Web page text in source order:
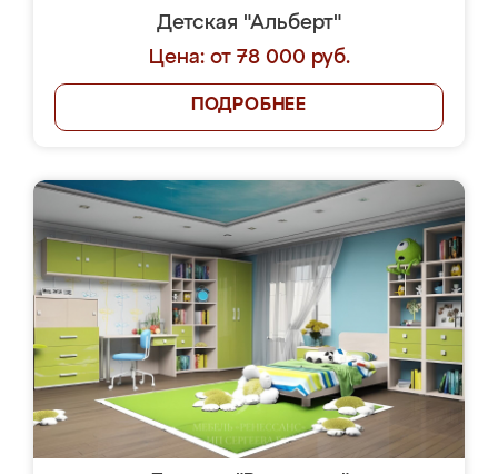
Детская "Альберт"
Цена: от 78 000 руб.
ПОДРОБНЕЕ